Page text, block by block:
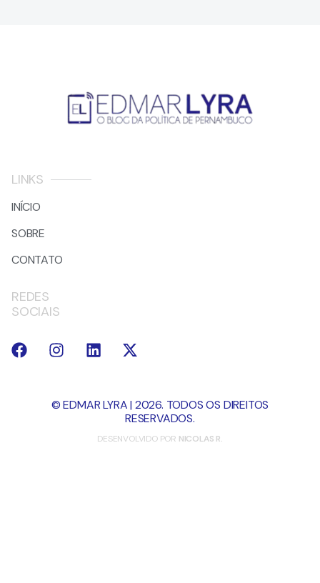
LINKS
INÍCIO
SOBRE
CONTATO
REDES
SOCIAIS
© EDMAR LYRA | 2026. TODOS OS DIREITOS
RESERVADOS.
DESENVOLVIDO POR NICOLAS R.